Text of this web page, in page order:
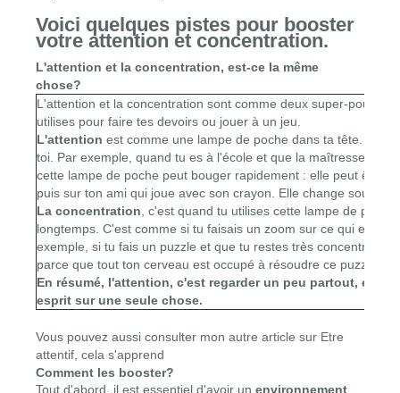
Voici quelques pistes pour booster
votre attention et concentration.
L'attention et la concentration, est-ce la même
chose?
L'attention et la concentration sont comme deux super-
utilises pour faire tes devoirs ou jouer à un jeu.
L'attention est comme une lampe de poche dans ta tête. Elle
toi. Par exemple, quand tu es à l'école et que la maîtresse
cette lampe de poche peut bouger rapidement : elle peut être
puis sur ton ami qui joue avec son crayon. Elle change souvent
La concentration , c'est quand tu utilises cette lampe de
longtemps. C'est comme si tu faisais un zoom sur ce qui est
exemple, si tu fais un puzzle et que tu restes très concentré, tu
parce que tout ton cerveau est occupé à résoudre ce puzzle.
En résumé, l'attention, c'est regarder un peu partout, et la
esprit sur une seule chose.
Vous pouvez aussi consulter mon autre article sur Etre
attentif, cela s'apprend
Comment les booster?
Tout d'abord, il est essentiel d'avoir un environnement